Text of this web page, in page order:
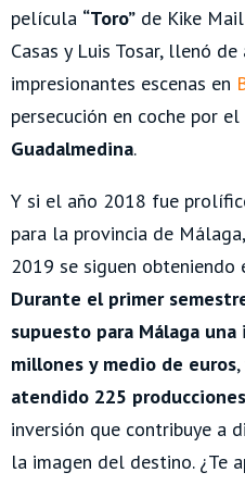
película “Toro” de Kike
Casas y Luis Tosar, llenó
impresionantes escenas en
persecución en coche por el
Guadalmedina.
Y si el año 2018 fue
para la provincia de
2019 se siguen obteniendo
Durante el primer
supuesto para Málaga
millones y medio de euros
atendido 225
inversión que contribuye a
la imagen del destino. ¿Te